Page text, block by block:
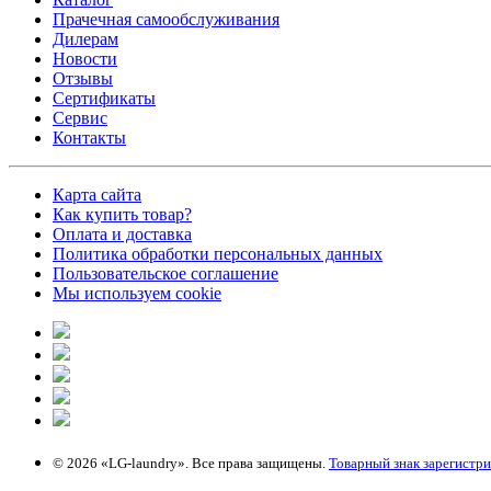
Прачечная самообслуживания
Дилерам
Новости
Отзывы
Сертификаты
Сервис
Контакты
Карта сайта
Как купить товар?
Оплата и доставка
Политика обработки персональных данных
Пользовательское соглашение
Мы используем cookie
© 2026 «LG-laundry». Все права защищены. Товарный знак